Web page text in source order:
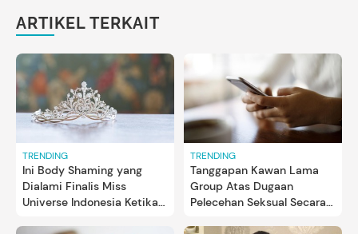
ARTIKEL TERKAIT
TRENDING
Ini Body Shaming yang
Dialami Finalis Miss
Universe Indonesia Ketika
TRENDING
Tanggapan Kawan Lama
Group Atas Dugaan
Pelecehan Seksual Secara